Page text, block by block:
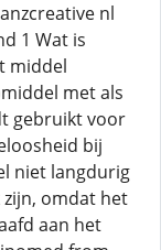
nl
1 Wat is
middel
met als
gebruikt voor
bij
niet langdurig
omdat het
aan het